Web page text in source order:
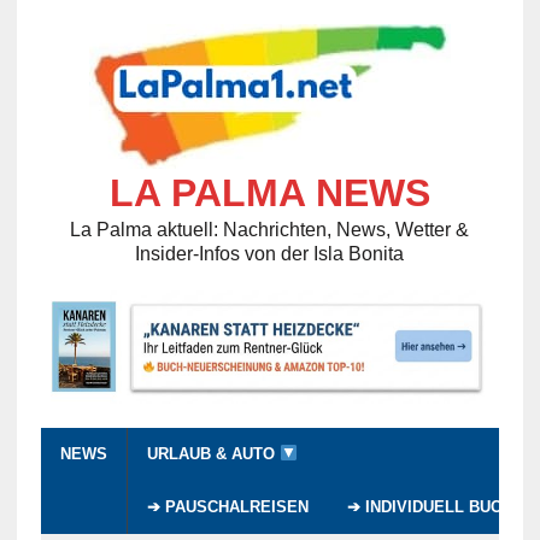
LA PALMA NEWS
La Palma aktuell: Nachrichten, News, Wetter &
Insider-Infos von der Isla Bonita
NEWS URLAUB & AUTO
➔ PAUSCHALREISEN ➔ INDIVIDUELL BUCHEN